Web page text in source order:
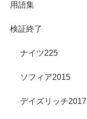
用語集
検証終了
ナイツ225
ソフィア2015
デイズリッチ2017